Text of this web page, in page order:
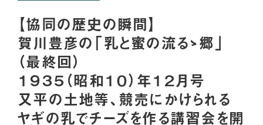
【協同の歴史の瞬間】
賀川豊彦の「乳と蜜の流るゝ郷」
（最終回）
１９３５（昭和１０）年１２月号
又平の土地等、競売にかけられる
ヤギの乳でチーズを作る講習会を開